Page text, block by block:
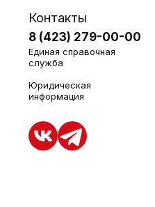
Контакты
8 (423) 279-00-00
Единая справочная
служба
Юридическая
информация